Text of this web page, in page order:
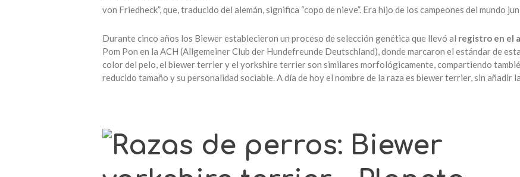
von Friedheck”, que, traducido del alemán, significa “copo de nieve”. Era hijo de los campeones del mundo
Durante cinco años los Biewer establecieron un proceso de selección genética que llevó al registro en el
Pom Pon en la ACH (Allgemeiner Club der Hundefreunde Deutschland), donde marcaron el estándar de
color del pelo, el biewer terrier y el yorkshire terrier son similares morfológicamente, compartiendo
reducido tamaño y su personalidad sociable. A día de hoy el nombre de la raza es biewer terrier, sin añadir